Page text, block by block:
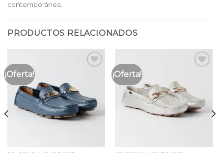
contemporánea.
PRODUCTOS RELACIONADOS
¡Oferta!
deseos
¡Oferta!
deseos